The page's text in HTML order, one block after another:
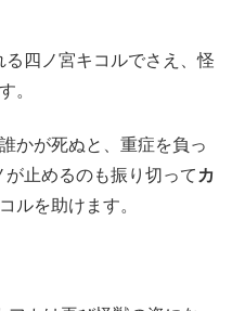
四ノ宮キコルでさえ、怪
。
かが死ぬと、重症を負っ
止めるのも振り切って カ
ルを助けます。